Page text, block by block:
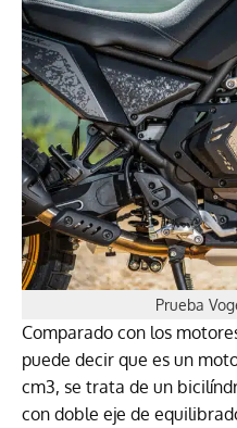
Prueba
Comparado con los
puede decir que es un
cm3, se trata de un
con doble eje de